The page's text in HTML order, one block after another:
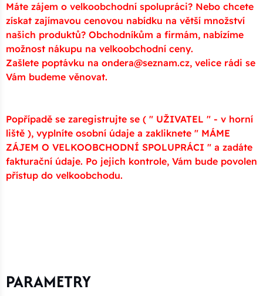
Máte zájem o velkoobchodní spolupráci? Nebo chcete
získat zajímavou cenovou nabídku na větší množství
našich produktů? Obchodníkům a firmám, nabízíme
možnost nákupu na velkoobchodní ceny.
Zašlete poptávku na ondera@seznam.cz, velice rádi se
Vám budeme věnovat.
Popřípadě se zaregistrujte se ( " UŽIVATEL " - v horní
liště ), vyplníte osobní údaje a zakliknete " MÁME
ZÁJEM O VELKOOBCHODNÍ SPOLUPRÁCI " a zadáte
fakturační údaje. Po jejich kontrole, Vám bude povolen
přístup do velkoobchodu.
PARAMETRY